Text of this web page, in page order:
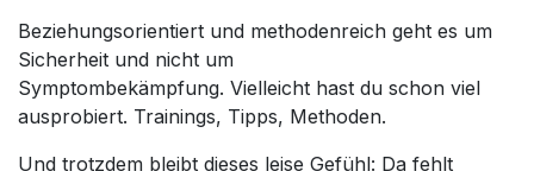
Beziehungsorientiert und methodenreich geht es um
Sicherheit und nicht um
Symptombekämpfung. Vielleicht hast du schon viel
ausprobiert. Trainings, Tipps, Methoden.
Und trotzdem bleibt dieses leise Gefühl: Da fehlt